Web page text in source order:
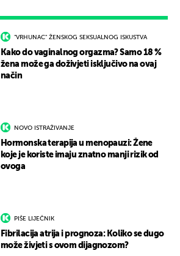
"VRHUNAC" ŽENSKOG SEKSUALNOG ISKUSTVA
Kako do vaginalnog orgazma? Samo 18 %
žena može ga doživjeti isključivo na ovaj
način
NOVO ISTRAŽIVANJE
Hormonska terapija u menopauzi: Žene
koje je koriste imaju znatno manji rizik od
ovoga
PIŠE LIJEČNIK
Fibrilacija atrija i prognoza: Koliko se dugo
može živjeti s ovom dijagnozom?